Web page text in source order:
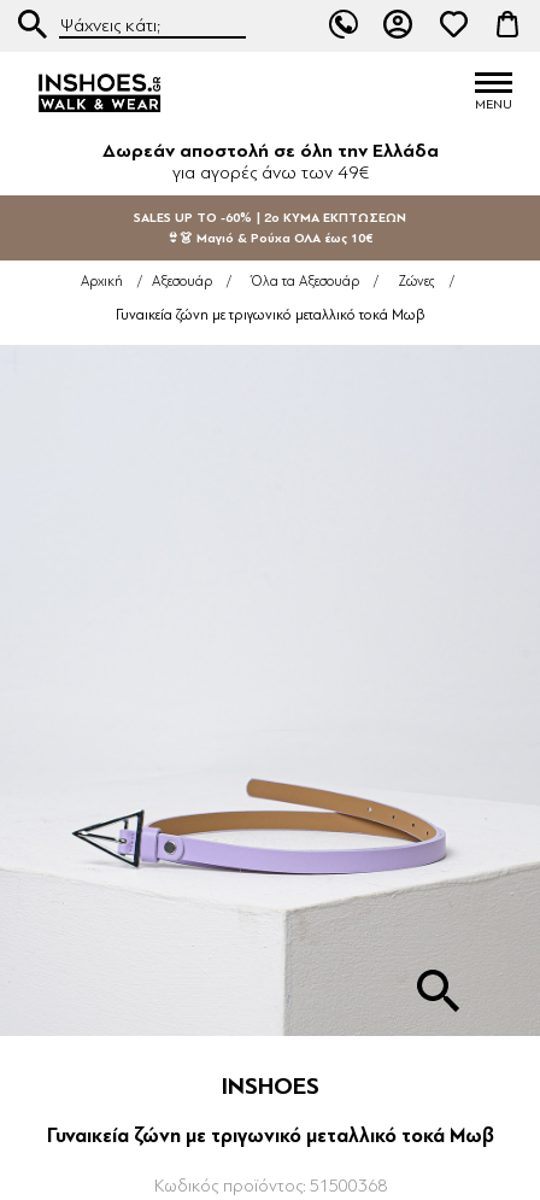
Δωρεάν αποστολή σε όλη την Ελλάδα
για αγορές άνω των 49€
SALES UP TO -60% | 2ο ΚΥΜΑ ΕΚΠΤΩΣΕΩΝ
👙👗 Μαγιό & Ρούχα ΟΛΑ έως 10€
Αρχική / Αξεσουάρ / Όλα τα Αξεσουάρ / Ζώνες /
Γυναικεία ζώνη με τριγωνικό μεταλλικό τοκά Μωβ
INSHOES
Γυναικεία ζώνη με τριγωνικό μεταλλικό τοκά Μωβ
Κωδικός προϊόντος: 51500368